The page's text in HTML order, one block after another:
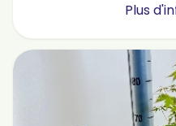
Plus